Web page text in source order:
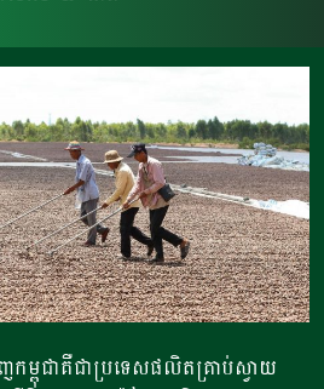
ម្ពុជាគឺជាប្រទេសផលិតគ្រាប់ស្វាយ